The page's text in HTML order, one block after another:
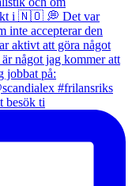
besök ti